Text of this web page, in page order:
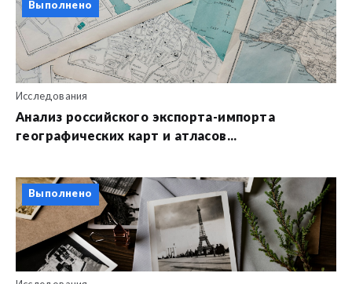
Выполнено
Исследования
Анализ российского экспорта-импорта
географических карт и атласов...
Выполнено